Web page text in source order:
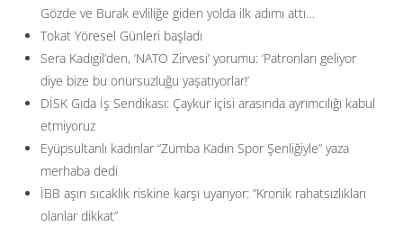
Gözde ve Burak evliliğe giden yolda ilk adımı attı…
Tokat Yöresel Günleri başladı
Sera Kadıgil’den, ‘NATO Zirvesi’ yorumu: ‘Patronları geliyor
diye bize bu onursuzluğu yaşatıyorlar!’
DİSK Gıda İş Sendikası: Çaykur içisi arasında ayrımcılığı kabul
etmiyoruz
Eyüpsultanlı kadınlar “Zumba Kadın Spor Şenliğiyle” yaza
merhaba dedi
İBB aşırı sıcaklık riskine karşı uyarıyor: ”Kronik rahatsızlıkları
olanlar dikkat”